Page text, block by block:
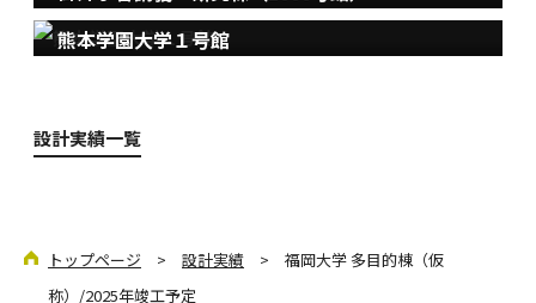
熊本学園大学１号館
設計実績一覧
トップページ > 設計実績 > 福岡大学 多目的棟（仮
称）/2025年竣工予定